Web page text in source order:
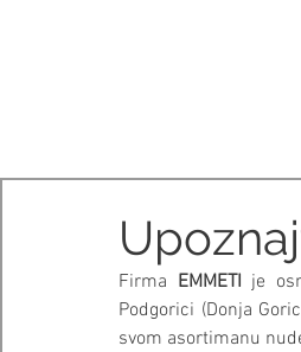
Firma EMMETI je
Podgorici (Donja
svom asortimanu